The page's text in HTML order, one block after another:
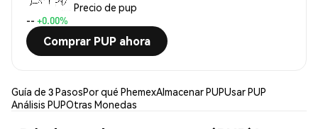
Precio de pup
-- +0.00%
Comprar PUP ahora
Guía de 3 PasosPor qué PhemexAlmacenar PUPUsar PUP
Análisis PUPOtras Monedas